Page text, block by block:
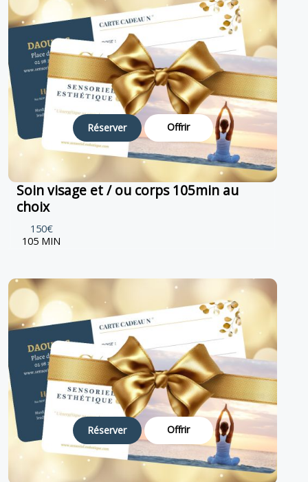
Réserver Offrir
Soin visage et / ou corps 105min au
choix
150€
105 MIN
Réserver Offrir